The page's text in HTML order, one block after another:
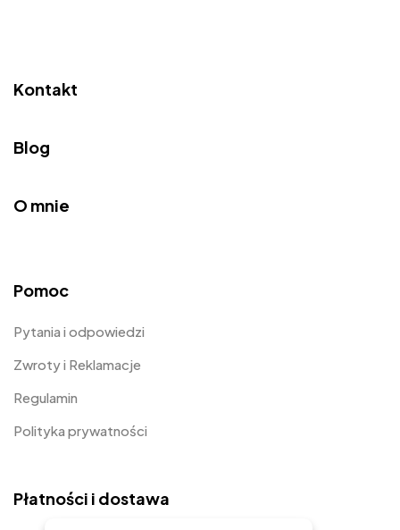
Kontakt
Blog
O mnie
Pomoc
Pytania i odpowiedzi
Zwroty i Reklamacje
Regulamin
Polityka prywatności
Płatności i dostawa